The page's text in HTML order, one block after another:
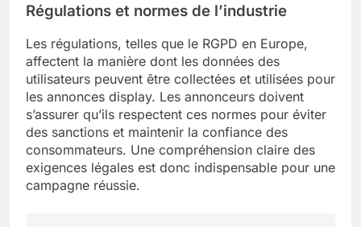
Régulations et normes de l’industrie
Les régulations, telles que le RGPD en Europe,
affectent la manière dont les données des
utilisateurs peuvent être collectées et utilisées pour
les annonces display. Les annonceurs doivent
s’assurer qu’ils respectent ces normes pour éviter
des sanctions et maintenir la confiance des
consommateurs. Une compréhension claire des
exigences légales est donc indispensable pour une
campagne réussie.